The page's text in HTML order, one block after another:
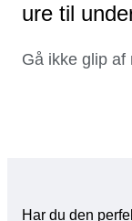
ure til
Gå ikke glip af
Har du den